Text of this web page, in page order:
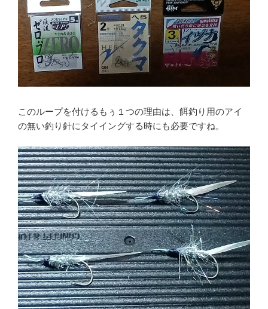
このループを付けるもぅ１つの理由は、餌釣り用のアイ
の無い釣り針にタイイングする時にも必要ですね。